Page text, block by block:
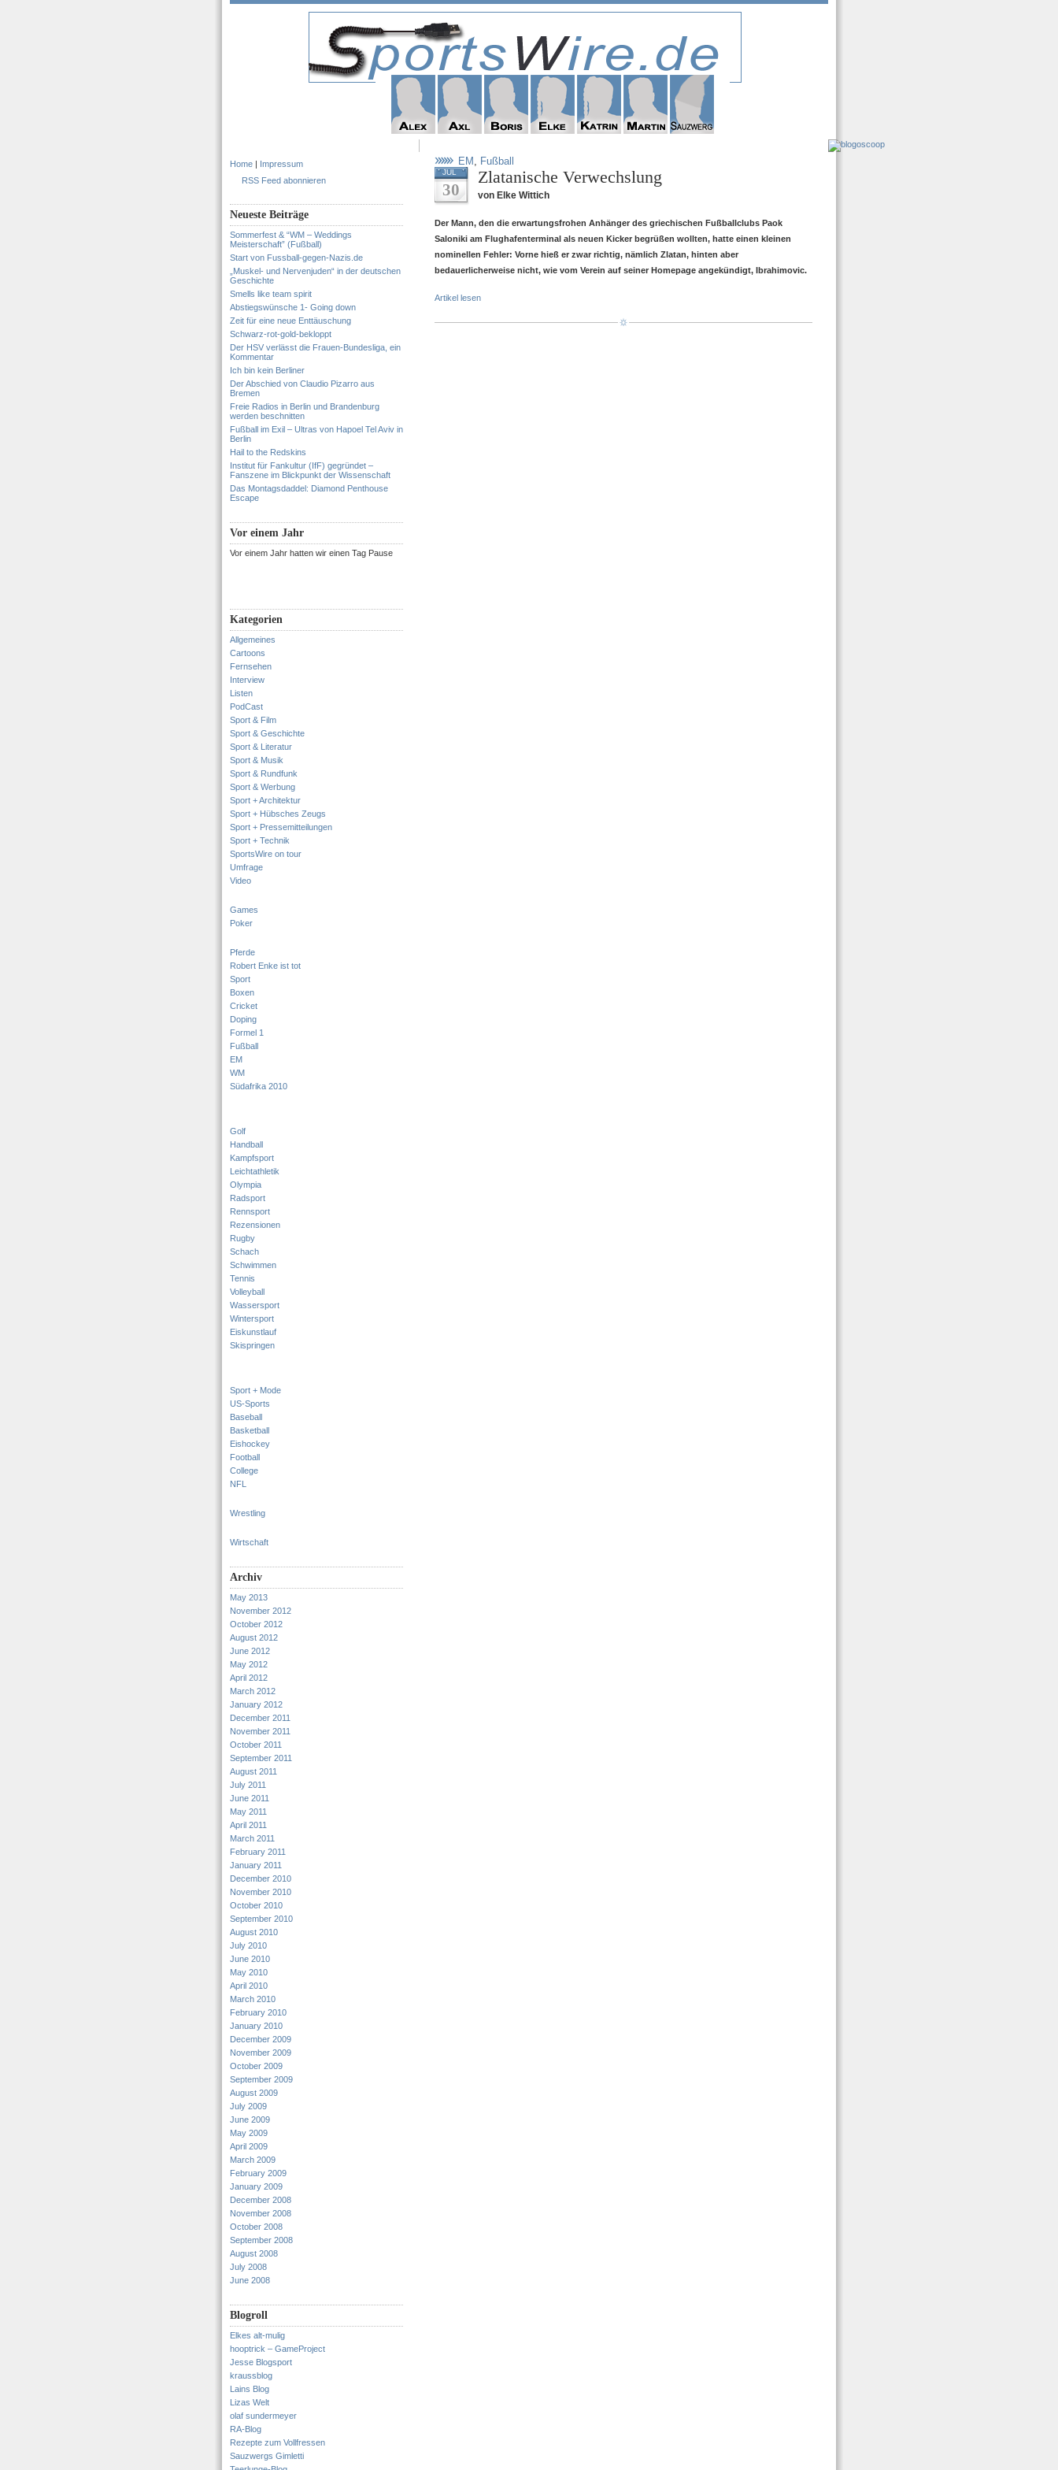
Home | Impressum
RSS Feed abonnieren
Neueste Beiträge
Sommerfest & “WM – Weddings
Meisterschaft” (Fußball)
Start von Fussball-gegen-Nazis.de
„Muskel- und Nervenjuden“ in der deutschen
Geschichte
Smells like team spirit
Abstiegswünsche 1- Going down
Zeit für eine neue Enttäuschung
Schwarz-rot-gold-bekloppt
Der HSV verlässt die Frauen-Bundesliga, ein
Kommentar
Ich bin kein Berliner
Der Abschied von Claudio Pizarro aus
Bremen
Freie Radios in Berlin und Brandenburg
werden beschnitten
Fußball im Exil – Ultras von Hapoel Tel Aviv in
Berlin
Hail to the Redskins
Institut für Fankultur (IfF) gegründet –
Fanszene im Blickpunkt der Wissenschaft
Das Montagsdaddel: Diamond Penthouse
Escape
Vor einem Jahr
Vor einem Jahr hatten wir einen Tag Pause
Kategorien
Allgemeines
Cartoons
Fernsehen
Interview
Listen
PodCast
Sport & Film
Sport & Geschichte
Sport & Literatur
Sport & Musik
Sport & Rundfunk
Sport & Werbung
Sport + Architektur
Sport + Hübsches Zeugs
Sport + Pressemitteilungen
Sport + Technik
SportsWire on tour
Umfrage
Video
Games
Poker
Pferde
Robert Enke ist tot
Sport
Boxen
Cricket
Doping
Formel 1
Fußball
EM
WM
Südafrika 2010
Golf
Handball
Kampfsport
Leichtathletik
Olympia
Radsport
Rennsport
Rezensionen
Rugby
Schach
Schwimmen
Tennis
Volleyball
Wassersport
Wintersport
Eiskunstlauf
Skispringen
Sport + Mode
US-Sports
Baseball
Basketball
Eishockey
Football
College
NFL
Wrestling
Wirtschaft
Archiv
May 2013
November 2012
October 2012
August 2012
June 2012
May 2012
April 2012
March 2012
January 2012
December 2011
November 2011
October 2011
September 2011
August 2011
July 2011
June 2011
May 2011
April 2011
March 2011
February 2011
January 2011
December 2010
November 2010
October 2010
September 2010
August 2010
July 2010
June 2010
May 2010
April 2010
March 2010
February 2010
January 2010
December 2009
November 2009
October 2009
September 2009
August 2009
July 2009
June 2009
May 2009
April 2009
March 2009
February 2009
January 2009
December 2008
November 2008
October 2008
September 2008
August 2008
July 2008
June 2008
Blogroll
Elkes alt-mulig
hooptrick – GameProject
Jesse Blogsport
kraussblog
Lains Blog
Lizas Welt
olaf sundermeyer
RA-Blog
Rezepte zum Vollfressen
Sauzwergs Gimletti
EM , Fußball
JUL
30
Zlatanische Verwechslung
von Elke Wittich
Der Mann, den die erwartungsfrohen Anhänger des griechischen Fußballclubs Paok
Saloniki am Flughafenterminal als neuen Kicker begrüßen wollten, hatte einen kleinen
nominellen Fehler: Vorne hieß er zwar richtig, nämlich Zlatan, hinten aber
bedauerlicherweise nicht, wie vom Verein auf seiner Homepage angekündigt, Ibrahimovic.
Artikel lesen